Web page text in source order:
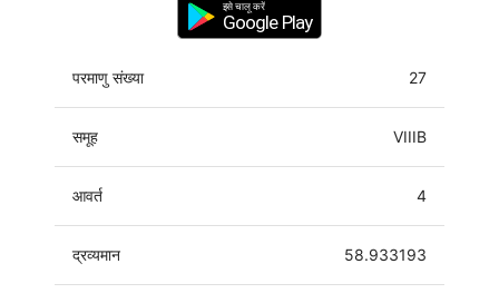
इसे चालू करें
Google Play
परमाणु संख्या 27
समूह VIIIB
आवर्त 4
द्रव्यमान 58.933193